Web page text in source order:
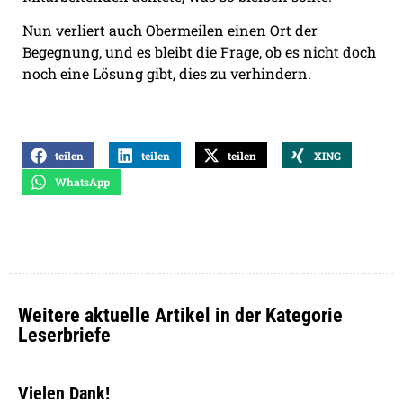
Nun verliert auch Obermeilen einen Ort der
Begegnung, und es bleibt die Frage, ob es nicht doch
noch eine Lösung gibt, dies zu verhindern.
teilen teilen teilen
XING
WhatsApp
Weitere aktuelle Artikel in der Kategorie
Leserbriefe
Vielen Dank!